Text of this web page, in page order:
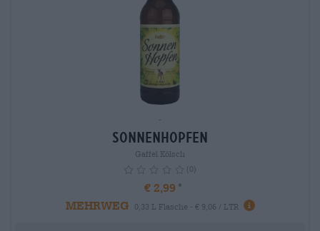
-
SonnenHopfen
Gaffel Kölsch
(0)
€ 2,99
MEHRWEG
0,33 L Flasche - € 9,06 / LTR info